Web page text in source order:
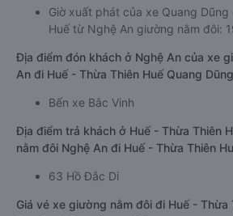
Giờ xuất phát của xe Quang
Huế từ Nghệ An giường nằm đôi:
Địa điểm đón khách ở Nghệ An của xe
An đi Huế - Thừa Thiên Huế Quang Dũng
Bến xe Bắc Vinh
Địa điểm trả khách ở Huế - Thừa Thiên
nằm đôi Nghệ An đi Huế - Thừa Thiên
63 Hồ Đắc Di
Giá vé xe giường nằm đôi đi Huế - Thừa